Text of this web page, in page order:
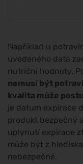
Například u
uvedeného data
nutriční hodnoty.
nemusí být
kvalita může
je datum expirace
produkt bezpečný
uplynutí expirace
může být z
nebezpečné.